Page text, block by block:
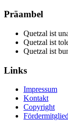
Präambel
Quetzal ist
Quetzal ist
Quetzal ist
Links
Impressum
Kontakt
Copyright